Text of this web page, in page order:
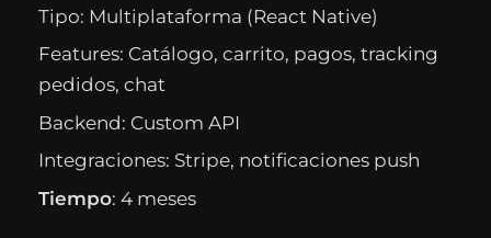
Tipo: Multiplataforma (React Native)
Features: Catálogo, carrito, pagos, tracking
pedidos, chat
Backend: Custom API
Integraciones: Stripe, notificaciones push
Tiempo: 4 meses